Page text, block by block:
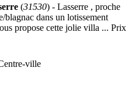
(31530) - Lasserre , proche
blagnac dans un lotissement
propose cette jolie villa ... Prix
ville